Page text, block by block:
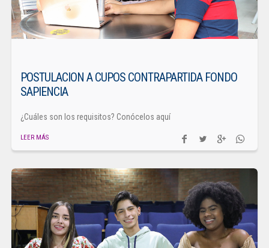
POSTULACION A CUPOS CONTRAPARTIDA FONDO
SAPIENCIA
¿Cuáles son los requisitos? Conócelos aquí
LEER MÁS